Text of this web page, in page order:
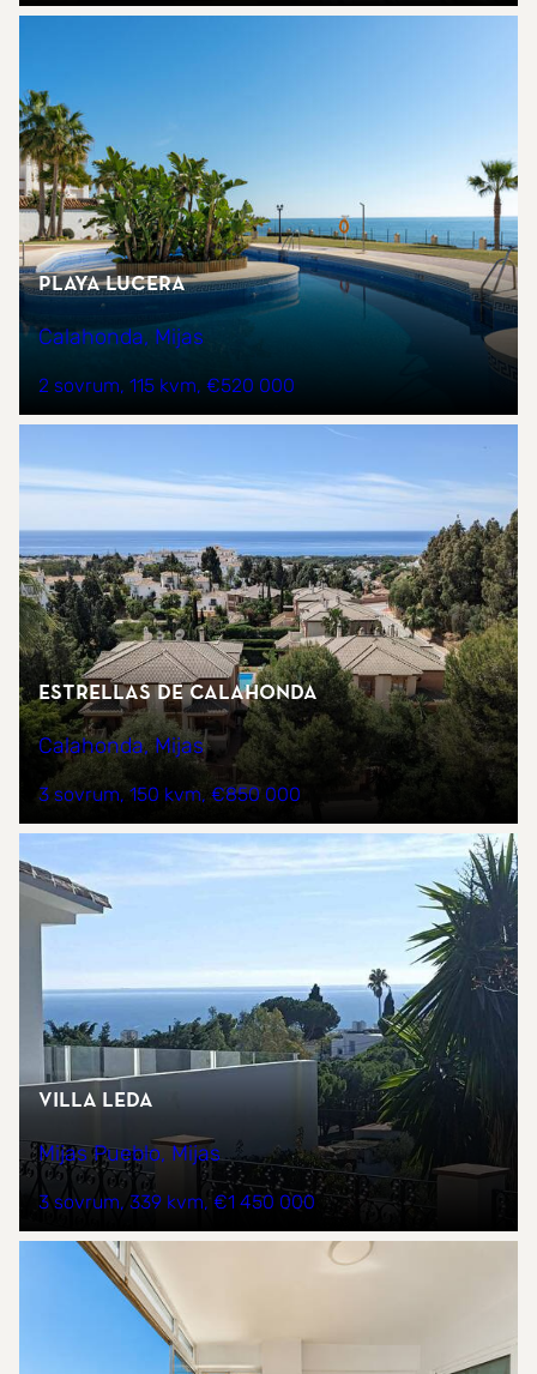
PLAYA LUCERA
Calahonda, Mijas
2 sovrum 115 kvm €520 000
Estrellas de Calahonda
Calahonda, Mijas
3 sovrum 150 kvm €850 000
VILLA LEDA
Mijas Pueblo, Mijas
3 sovrum 339 kvm €1 450 000